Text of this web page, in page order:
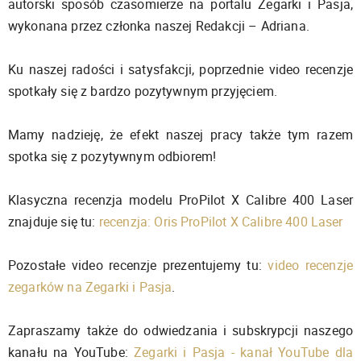
autorski sposób czasomierze na portalu Zegarki i Pasja,
wykonana przez członka naszej Redakcji – Adriana.
Ku naszej radości i satysfakcji, poprzednie video recenzje
spotkały się z bardzo pozytywnym przyjęciem.
Mamy nadzieję, że efekt naszej pracy także tym razem
spotka się z pozytywnym odbiorem!
Klasyczna recenzja modelu ProPilot X Calibre 400 Laser
znajduje się tu: recenzja: Oris ProPilot X Calibre 400 Laser
Pozostałe video recenzje prezentujemy tu:video recenzje
zegarków na Zegarki i Pasja.
Zapraszamy także do odwiedzania i subskrypcji naszego
kanału na YouTube:Zegarki i Pasja - kanał YouTube dla